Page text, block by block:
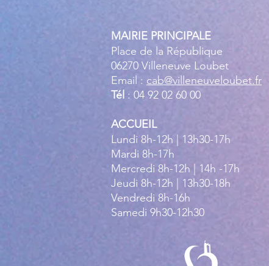
MAIRIE PRINCIPALE
Place de la République
06270 Villeneuve Loubet
Email : cab@villeneuveloubet.fr
Tél : 04 92 02 60 00
ACCUEIL
Lundi 8h-12h | 13h30-17h
Mardi 8h-17h
Mercredi 8h-12h | 14h -17h
Jeudi 8h-12h | 13h30-18h
Vendredi 8h-16h
Samedi 9h30-12h30